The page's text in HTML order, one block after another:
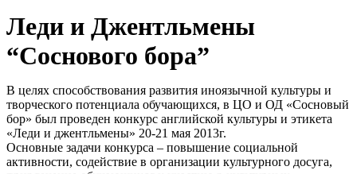
Леди и Джентльмены
“Соснового бора”
В целях способствования развития иноязычной культуры и
творческого потенциала обучающихся, в ЦО и ОД «Сосновый
бор» был проведен конкурс английской культуры и этикета
«Леди и джентльмены» 20-21 мая 2013г.
Основные задачи конкурса – повышение социальной
активности, содействие в организации культурного досуга,